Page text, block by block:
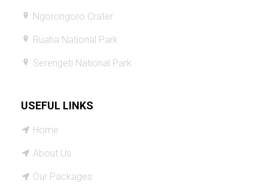
Ngorongoro Crater
Ruaha National Park
Serengeti National Park
USEFUL LINKS
Home
About Us
Our Packages